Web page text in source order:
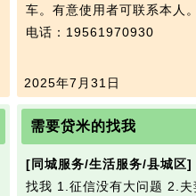
车。有意使用者可联系本人
电话：19561970930
2025年7月31日
需要贷米的找我
[同城服务/生活服务/县城区]
找我 1.征信没有大问题 2.